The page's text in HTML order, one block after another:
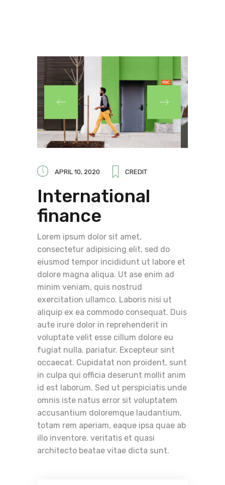
APRIL 10, 2020 CREDIT
International
finance
Lorem ipsum dolor sit amet,
consectetur adipisicing elit, sed do
eiusmod tempor incididunt ut labore et
dolore magna aliqua. Ut ase enim ad
minim veniam, quis nostrud
exercitation ullamco. Laboris nisi ut
aliquip ex ea commodo consequat. Duis
aute irure dolor in reprehenderit in
voluptate velit esse cillum dolore eu
fugiat nulla. pariatur. Excepteur sint
occaecat. Cupidatat non proident, sunt
in culpa qui officia deserunt mollit anim
id est laborum. Sed ut perspiciatis unde
omnis iste natus error sit voluptatem
accusantium doloremque laudantium,
totam rem aperiam, eaque ipsa quae ab
illo inventore. veritatis et quasi
architecto beatae vitae dicta sunt.